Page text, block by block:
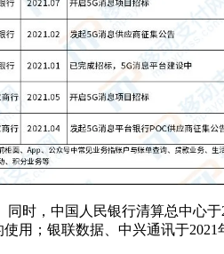
时，中国人民银行清算总中心
用；银联数据、中兴通讯于2021